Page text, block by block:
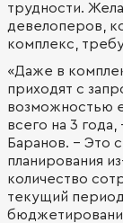
трудности.
девелоперов,
комплекс,
«Даже в
приходят с
возможностью
всего на 3
Баранов. - Это
планирования
количество
текущий